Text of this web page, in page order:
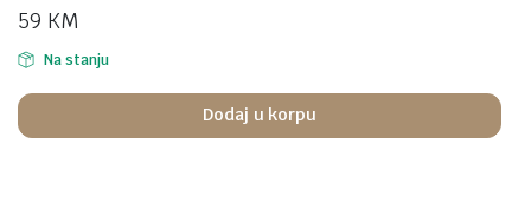
59 KM
Na stanju
Dodaj u korpu